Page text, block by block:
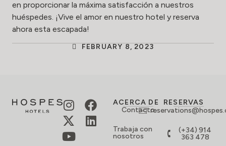
en proporcionar la máxima satisfacción a nuestros
huéspedes. ¡Vive el amor en nuestro hotel y reserva
ahora esta escapada!
FEBRUARY 8, 2023
ACERCA DE
Contacto
Trabaja con
nosotros
RESERVAS
(+34) 914
363 478